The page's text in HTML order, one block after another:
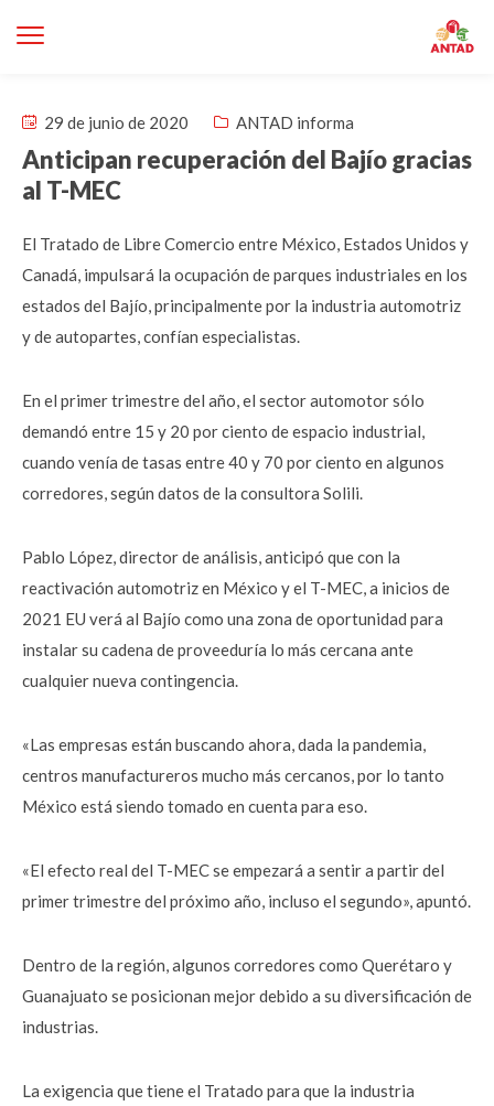
29 de junio de 2020 ANTAD informa
Anticipan recuperación del Bajío gracias
al T-MEC
El Tratado de Libre Comercio entre México, Estados Unidos y
Canadá, impulsará la ocupación de parques industriales en los
estados del Bajío, principalmente por la industria automotriz
y de autopartes, confían especialistas.
En el primer trimestre del año, el sector automotor sólo
demandó entre 15 y 20 por ciento de espacio industrial,
cuando venía de tasas entre 40 y 70 por ciento en algunos
corredores, según datos de la consultora Solili.
Pablo López, director de análisis, anticipó que con la
reactivación automotriz en México y el T-MEC, a inicios de
2021 EU verá al Bajío como una zona de oportunidad para
instalar su cadena de proveeduría lo más cercana ante
cualquier nueva contingencia.
«Las empresas están buscando ahora, dada la pandemia,
centros manufactureros mucho más cercanos, por lo tanto
México está siendo tomado en cuenta para eso.
«El efecto real del T-MEC se empezará a sentir a partir del
primer trimestre del próximo año, incluso el segundo», apuntó.
Dentro de la región, algunos corredores como Querétaro y
Guanajuato se posicionan mejor debido a su diversificación de
industrias.
La exigencia que tiene el Tratado para que la industria